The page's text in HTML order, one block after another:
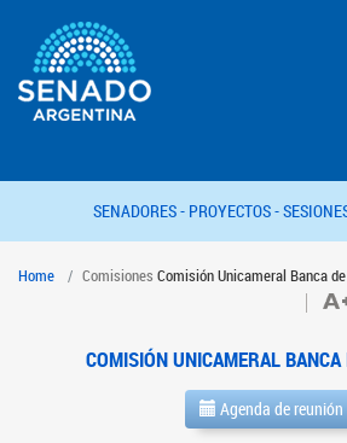
SENADORES - PROYECTOS -
Home Comisiones Comisión Unicameral Banca
COMISIÓN UNICAMERAL
Agenda de reunión